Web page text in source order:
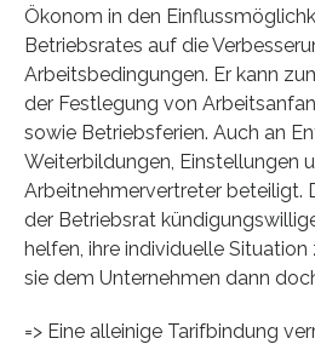
Ökonom in den
Betriebsrates auf die
Arbeitsbedingungen. Er kann
der Festlegung von
sowie Betriebsferien. Auch an
Weiterbildungen, Einstellungen
Arbeitnehmervertreter beteiligt.
der Betriebsrat
helfen, ihre individuelle
sie dem Unternehmen dann
=> Eine alleinige Tarifbindung